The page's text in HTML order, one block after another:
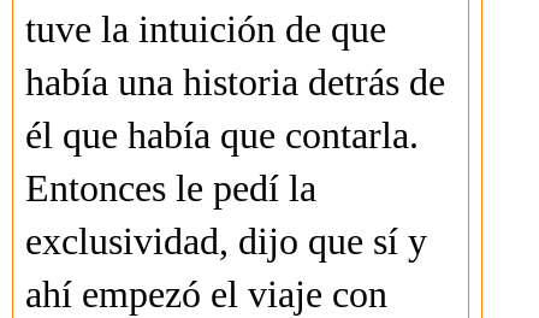
tuve la intuición de que
había una historia detrás de
él que había que contarla.
Entonces le pedí la
exclusividad, dijo que sí y
ahí empezó el viaje con